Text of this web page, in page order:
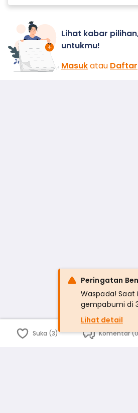
Lihat kabar
untukmu!
Masukatau Daftar
Suka (3) Komentar
Peringatan
Waspada! Saat
gempabumi di
Lihat detail